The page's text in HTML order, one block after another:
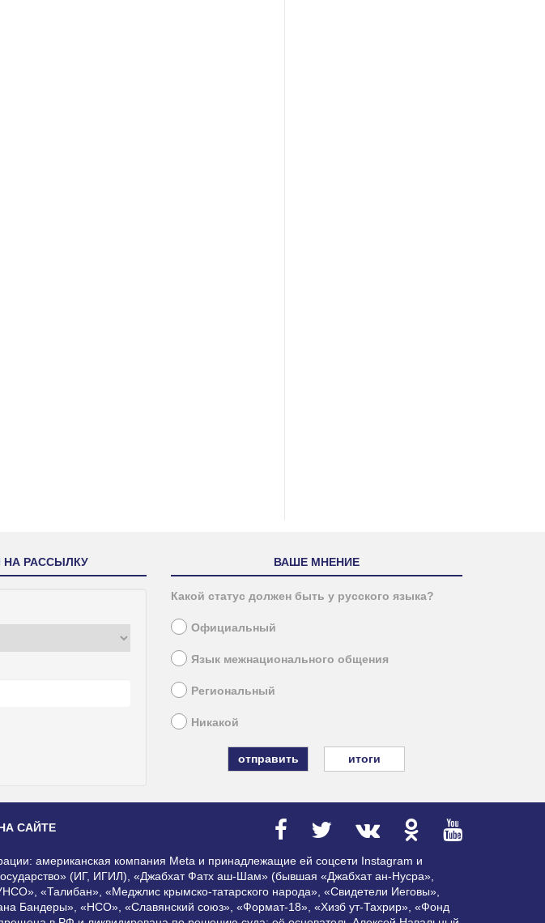
НА РАССЫЛКУ ВАШЕ МНЕНИЕ
Какой статус должен быть у русского языка?
Официальный
Язык межнационального общения
Региональный
Никакой
итоги
САЙТЕ
американская компания Meta и принадлежащие ей соцсети Instagram и
(ИГ, ИГИЛ), «Джабхат Фатх аш-Шам» (бывшая «Джабхат ан-Нусра»,
«Талибан», «Меджлис крымско-татарского народа», «Свидетели Иеговы»,
Бандеры», «НСО», «Славянский союз», «Формат-18», «Хизб ут-Тахрир», «Фонд